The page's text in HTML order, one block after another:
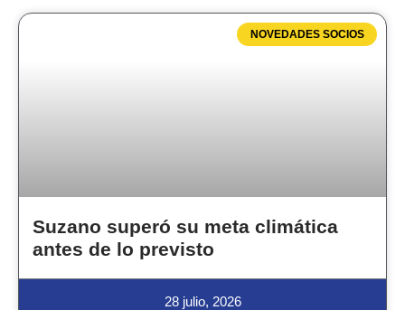
NOVEDADES SOCIOS
Suzano superó su meta climática
antes de lo previsto
28 julio, 2026